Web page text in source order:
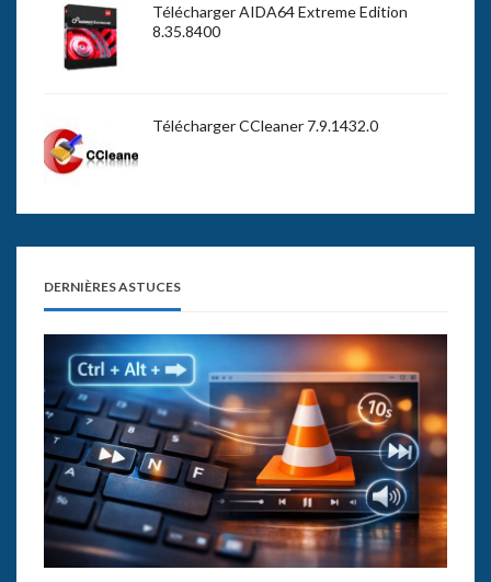
Télécharger AIDA64 Extreme Edition
8.35.8400
Télécharger CCleaner 7.9.1432.0
DERNIÈRES ASTUCES